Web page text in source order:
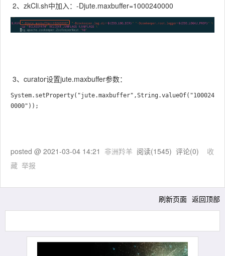
2、zkCli.sh中加入：-Djute.maxbuffer=1000240000
3、curator设置jute.maxbuffer参数：
System.setProperty("jute.maxbuffer",String.valueOf("100024
posted @ 2021-03-04 14:21 非洲羚羊 阅读(1545) 评论(0) 收
藏 举报
刷新页面 返回顶部